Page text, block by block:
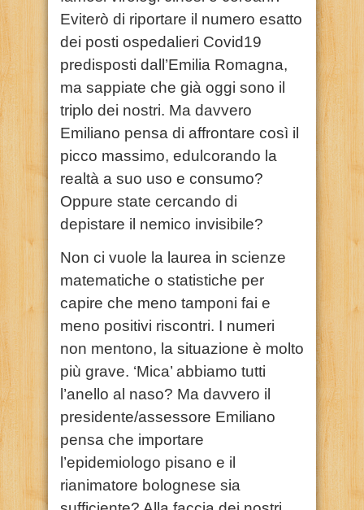
Eviterò di riportare il numero esatto
dei posti ospedalieri Covid19
predisposti dall’Emilia Romagna,
ma sappiate che già oggi sono il
triplo dei nostri. Ma davvero
Emiliano pensa di affrontare così il
picco massimo, edulcorando la
realtà a suo uso e consumo?
Oppure state cercando di
depistare il nemico invisibile?
Non ci vuole la laurea in scienze
matematiche o statistiche per
capire che meno tamponi fai e
meno positivi riscontri. I numeri
non mentono, la situazione è molto
più grave. ‘Mica’ abbiamo tutti
l’anello al naso? Ma davvero il
presidente/assessore Emiliano
pensa che importare
l’epidemiologo pisano e il
rianimatore bolognese sia